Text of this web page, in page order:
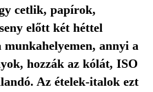
cetlik, papírok,
előtt két héttel
munkahelyemen, annyi a
hozzák az kólát, ISO
Az ételek-italok ezt